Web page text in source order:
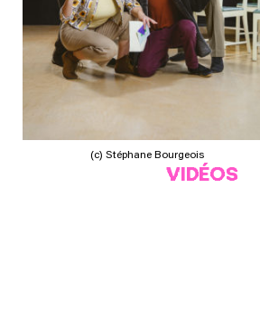
(c) Stéphane Bourgeois
VIDÉOS